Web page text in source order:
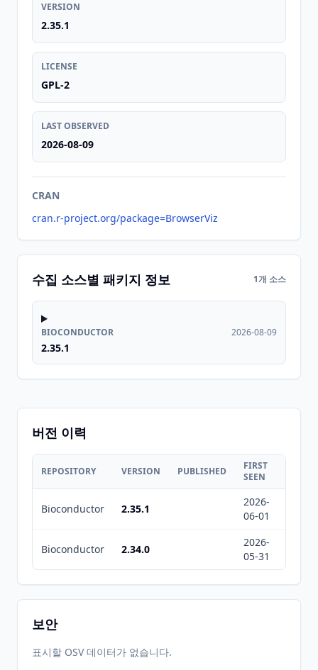
VERSION
2.35.1
LICENSE
GPL-2
LAST OBSERVED
2026-08-09
CRAN
cran.r-project.org/package=BrowserViz
수집 소스별 패키지 정보 1개 소스
BIOCONDUCTOR
2.35.1
2026-08-09
버전 이력
REPOSITORY VERSION PUBLISHED
FIRST
SEEN
Bioconductor 2.35.1
2026-
06-01
Bioconductor 2.34.0
2026-
05-31
보안
표시할 OSV 데이터가 없습니다.